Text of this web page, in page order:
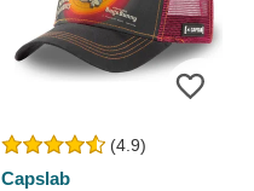
(4.9)
Capslab